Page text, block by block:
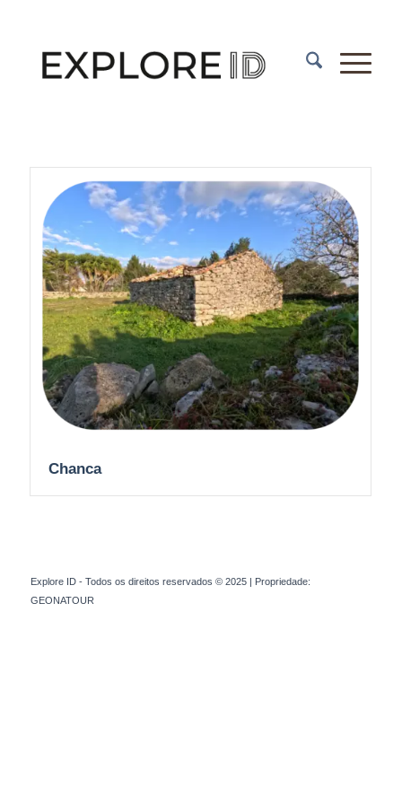
Chanca
Explore ID - Todos os direitos reservados © 2025 | Propriedade:
GEONATOUR